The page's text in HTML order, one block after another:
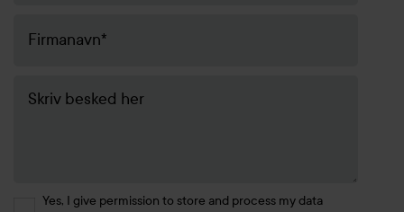
Yes, I give permission to store and process my data